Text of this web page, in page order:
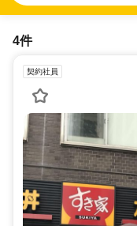
4件
契約社員